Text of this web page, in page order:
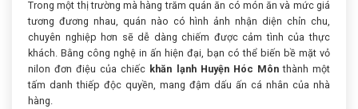
Trong một thị trường mà hàng trăm quán ăn có món ăn và mức giá
tương đương nhau, quán nào có hình ảnh nhận diện chỉn chu,
chuyên nghiệp hơn sẽ dễ dàng chiếm được cảm tình của thực
khách. Bằng công nghệ in ấn hiện đại, bạn có thể biến bề mặt vỏ
nilon đơn điệu của chiếc khăn lạnh Huyện Hóc Mônthành một
tấm danh thiếp độc quyền, mang đậm dấu ấn cá nhân của nhà
hàng.